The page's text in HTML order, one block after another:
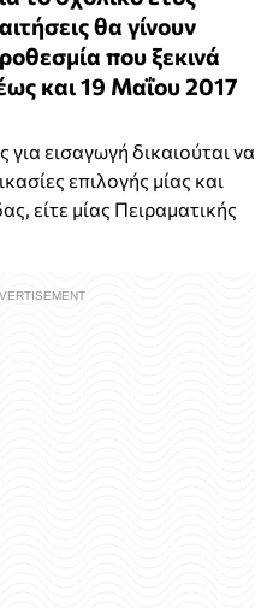
θα γίνουν
που ξεκινά
και 19 Μαΐου 2017
εισαγωγή δικαιούται να
επιλογής μίας και
είτε μίας Πειραματικής